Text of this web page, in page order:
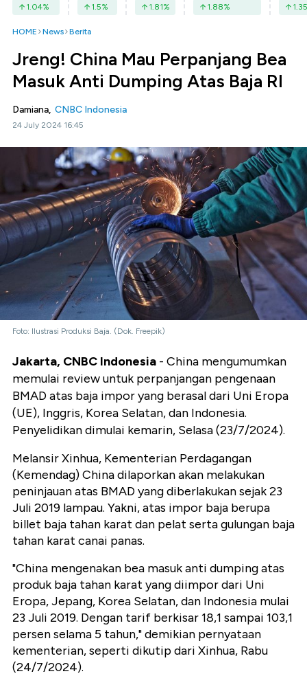
1.04% 1.5% 1.81% 1.88% 1.35
HOME News Berita
Jreng! China Mau Perpanjang Bea
Masuk Anti Dumping Atas Baja RI
Damiana, CNBC Indonesia
24 July 2024 16:45
Foto: Ilustrasi Produksi Baja. (Dok. Freepik)
Jakarta, CNBC Indonesia - China mengumumkan
memulai review untuk perpanjangan pengenaan
BMAD atas baja impor yang berasal dari Uni Eropa
(UE), Inggris, Korea Selatan, dan Indonesia.
Penyelidikan dimulai kemarin, Selasa (23/7/2024).
Melansir Xinhua, Kementerian Perdagangan
(Kemendag) China dilaporkan akan melakukan
peninjauan atas BMAD yang diberlakukan sejak 23
Juli 2019 lampau. Yakni, atas impor baja berupa
billet baja tahan karat dan pelat serta gulungan baja
tahan karat canai panas.
"China mengenakan bea masuk anti dumping atas
produk baja tahan karat yang diimpor dari Uni
Eropa, Jepang, Korea Selatan, dan Indonesia mulai
23 Juli 2019. Dengan tarif berkisar 18,1 sampai 103,1
persen selama 5 tahun," demikian pernyataan
kementerian, seperti dikutip dari Xinhua, Rabu
(24/7/2024).